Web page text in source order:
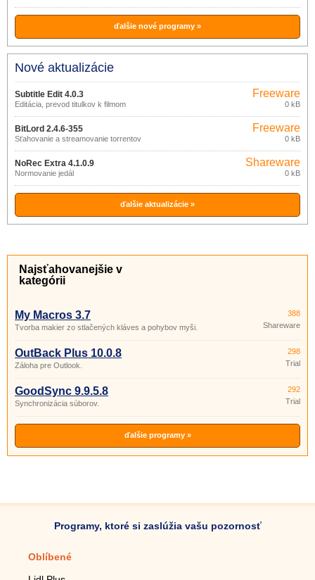
ďalšie nové programy »
Nové aktualizácie
Subtitle Edit 4.0.3
Editácia, prevod titulkov k filmom
Freeware
0 kB
BitLord 2.4.6-355
Sťahovanie a streamovanie torrentov
Freeware
0 kB
NoRec Extra 4.1.0.9
Normovanie jedál
Shareware
0 kB
ďalšie aktualizácie »
Najsťahovanejšie v
kategórii
My Macros 3.7
Tvorba makier zo stlačených kláves a pohybov myši.
388
Shareware
OutBack Plus 10.0.8
Záloha pre Outlook.
298
Trial
GoodSync 9.9.5.8
Synchronizácia súborov.
292
Trial
ďalšie programy »
Programy, ktoré si zaslúžia vašu pozornosť
Oblíbené